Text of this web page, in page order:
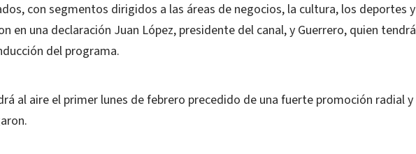
con segmentos dirigidos a las áreas de negocios, la cultura, los deportes y
en una declaración Juan López, presidente del canal, y Guerrero, quien tendrá
del programa.
al aire el primer lunes de febrero precedido de una fuerte promoción radial y